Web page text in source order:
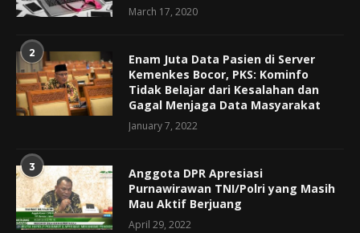
March 17, 2020
2
Enam Juta Data Pasien di Server
Kemenkes Bocor, PKS: Kominfo
Tidak Belajar dari Kesalahan dan
Gagal Menjaga Data Masyarakat
January 7, 2022
3
Anggota DPR Apresiasi
Purnawirawan TNI/Polri yang Masih
Mau Aktif Berjuang
April 29, 2022